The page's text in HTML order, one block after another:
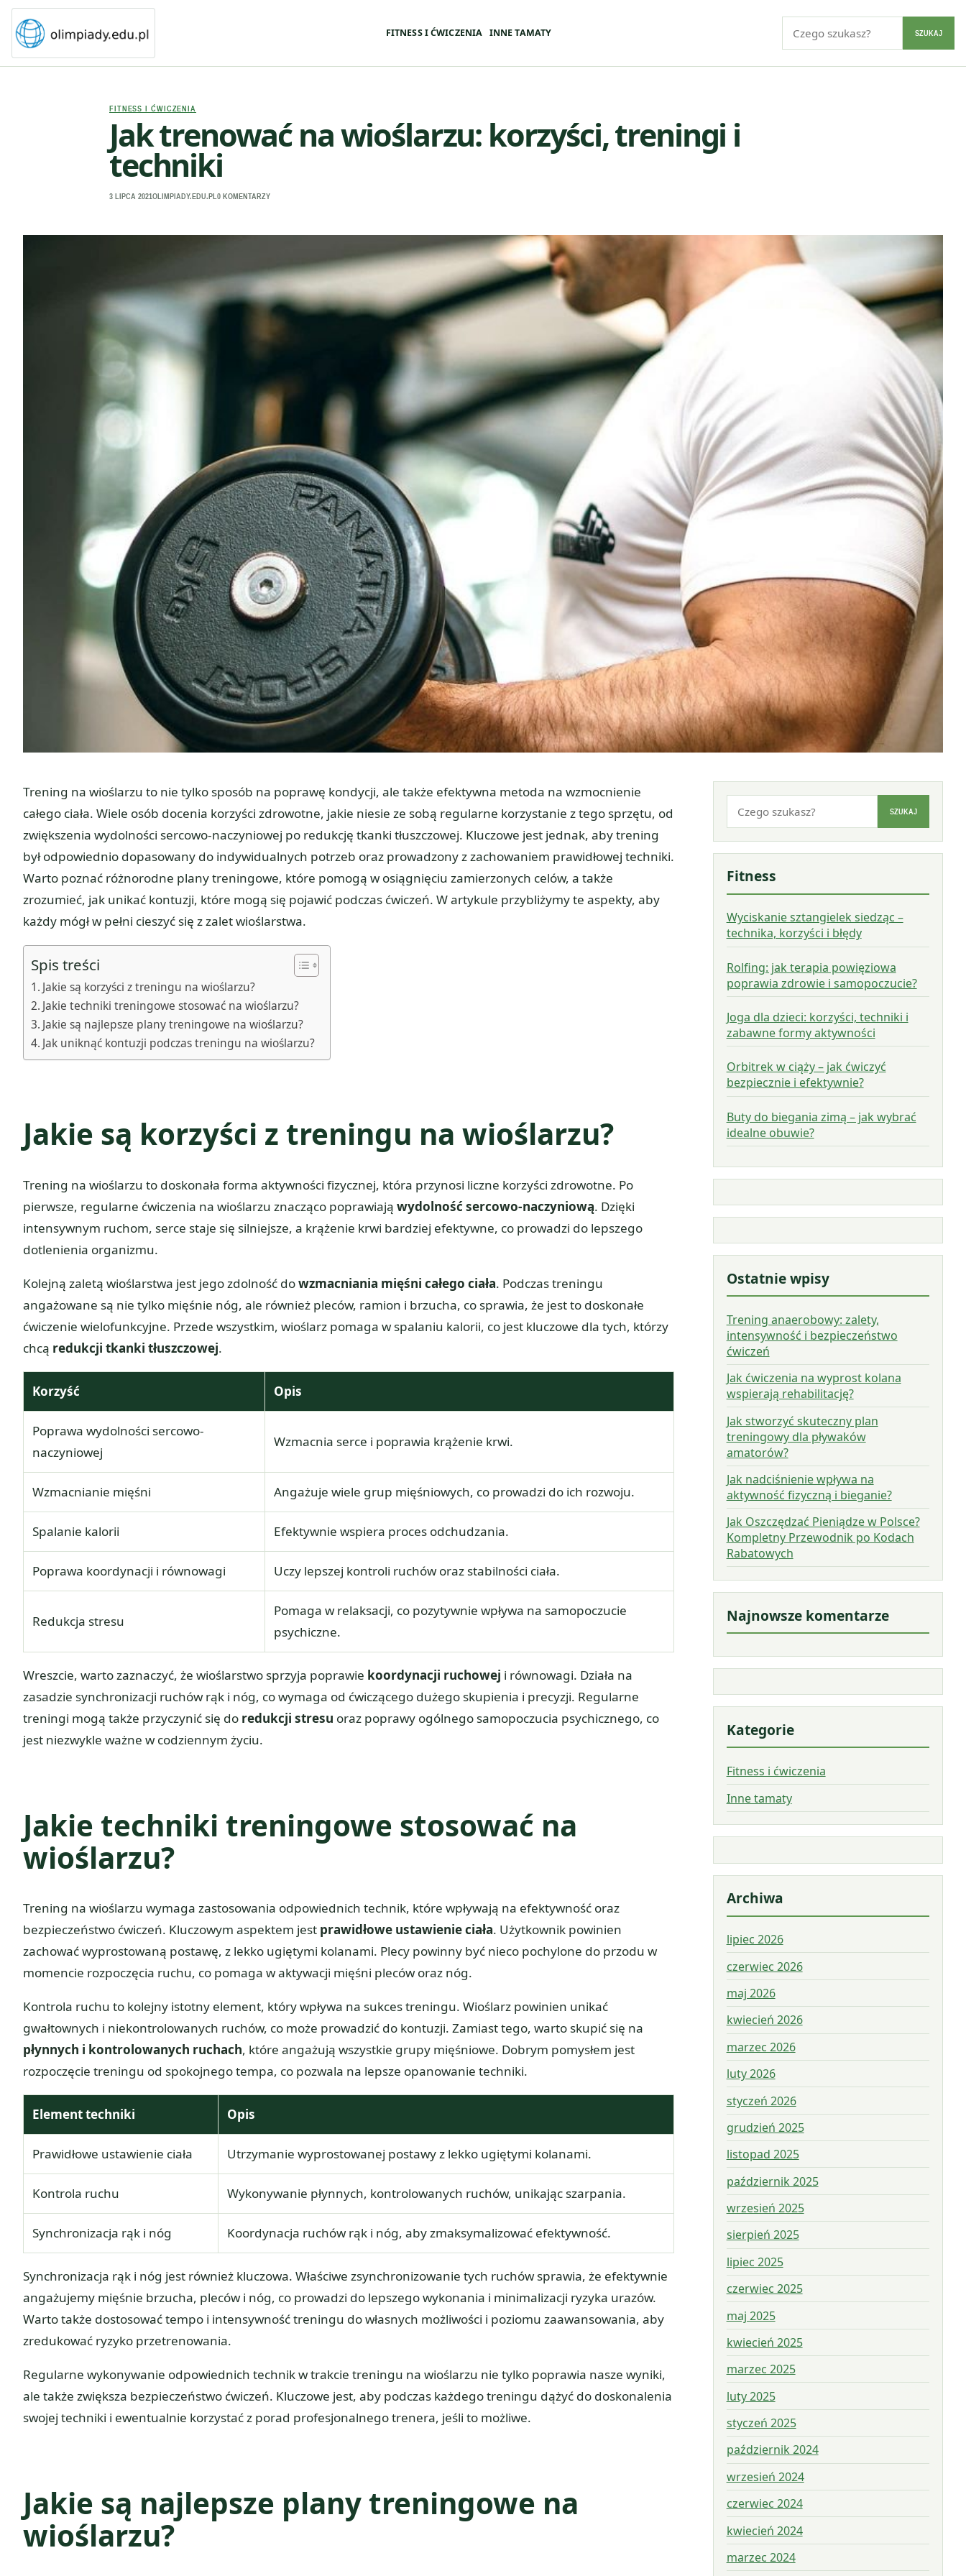
FITNESS I ĆWICZENIA INNE TAMATY SZUKAJ
FITNESS I ĆWICZENIA
Jak trenować na wioślarzu: korzyści, treningi i
techniki
3 LIPCA 2021 OLIMPIADY.EDU.PL 0 KOMENTARZY
Trening na wioślarzu to nie tylko sposób na poprawę kondycji, ale także efektywna metoda na wzmocnienie
całego ciała. Wiele osób docenia korzyści zdrowotne, jakie niesie ze sobą regularne korzystanie z tego sprzętu, od
zwiększenia wydolności sercowo-naczyniowej po redukcję tkanki tłuszczowej. Kluczowe jest jednak, aby trening
był odpowiednio dopasowany do indywidualnych potrzeb oraz prowadzony z zachowaniem prawidłowej techniki.
Warto poznać różnorodne plany treningowe, które pomogą w osiągnięciu zamierzonych celów, a także
zrozumieć, jak unikać kontuzji, które mogą się pojawić podczas ćwiczeń. W artykule przybliżymy te aspekty, aby
każdy mógł w pełni cieszyć się z zalet wioślarstwa.
Spis treści
Jakie są korzyści z treningu na wioślarzu?
Jakie techniki treningowe stosować na wioślarzu?
Jakie są najlepsze plany treningowe na wioślarzu?
Jak uniknąć kontuzji podczas treningu na wioślarzu?
Jakie są korzyści z treningu na wioślarzu?
Trening na wioślarzu to doskonała forma aktywności fizycznej, która przynosi liczne korzyści zdrowotne. Po
pierwsze, regularne ćwiczenia na wioślarzu znacząco poprawiają wydolność sercowo-naczyniową. Dzięki
intensywnym ruchom, serce staje się silniejsze, a krążenie krwi bardziej efektywne, co prowadzi do lepszego
dotlenienia organizmu.
Kolejną zaletą wioślarstwa jest jego zdolność dowzmacniania mięśni całego ciała. Podczas treningu
angażowane są nie tylko mięśnie nóg, ale również pleców, ramion i brzucha, co sprawia, że jest to doskonałe
ćwiczenie wielofunkcyjne. Przede wszystkim, wioślarz pomaga w spalaniu kalorii, co jest kluczowe dla tych, którzy
chcą redukcji tkanki tłuszczowej.
Korzyść Opis
Poprawa wydolności sercowo-
naczyniowej
Wzmacnia serce i poprawia krążenie krwi.
Wzmacnianie mięśni Angażuje wiele grup mięśniowych, co prowadzi do ich rozwoju.
Spalanie kalorii Efektywnie wspiera proces odchudzania.
Poprawa koordynacji i równowagi Uczy lepszej kontroli ruchów oraz stabilności ciała.
Redukcja stresu
Pomaga w relaksacji, co pozytywnie wpływa na samopoczucie
psychiczne.
Wreszcie, warto zaznaczyć, że wioślarstwo sprzyja poprawie koordynacji ruchowej i równowagi. Działa na
zasadzie synchronizacji ruchów rąk i nóg, co wymaga od ćwiczącego dużego skupienia i precyzji. Regularne
treningi mogą także przyczynić się do redukcji stresu oraz poprawy ogólnego samopoczucia psychicznego, co
jest niezwykle ważne w codziennym życiu.
Jakie techniki treningowe stosować na
wioślarzu?
Trening na wioślarzu wymaga zastosowania odpowiednich technik, które wpływają na efektywność oraz
bezpieczeństwo ćwiczeń. Kluczowym aspektem jest prawidłowe ustawienie ciała. Użytkownik powinien
zachować wyprostowaną postawę, z lekko ugiętymi kolanami. Plecy powinny być nieco pochylone do przodu w
momencie rozpoczęcia ruchu, co pomaga w aktywacji mięśni pleców oraz nóg.
Kontrola ruchu to kolejny istotny element, który wpływa na sukces treningu. Wioślarz powinien unikać
gwałtownych i niekontrolowanych ruchów, co może prowadzić do kontuzji. Zamiast tego, warto skupić się na
płynnych i kontrolowanych ruchach, które angażują wszystkie grupy mięśniowe. Dobrym pomysłem jest
rozpoczęcie treningu od spokojnego tempa, co pozwala na lepsze opanowanie techniki.
Element techniki Opis
Prawidłowe ustawienie ciała Utrzymanie wyprostowanej postawy z lekko ugiętymi kolanami.
Kontrola ruchu Wykonywanie płynnych, kontrolowanych ruchów, unikając szarpania.
Synchronizacja rąk i nóg Koordynacja ruchów rąk i nóg, aby zmaksymalizować efektywność.
Synchronizacja rąk i nóg jest również kluczowa. Właściwe zsynchronizowanie tych ruchów sprawia, że efektywnie
angażujemy mięśnie brzucha, pleców i nóg, co prowadzi do lepszego wykonania i minimalizacji ryzyka urazów.
Warto także dostosować tempo i intensywność treningu do własnych możliwości i poziomu zaawansowania, aby
zredukować ryzyko przetrenowania.
Regularne wykonywanie odpowiednich technik w trakcie treningu na wioślarzu nie tylko poprawia nasze wyniki,
ale także zwiększa bezpieczeństwo ćwiczeń. Kluczowe jest, aby podczas każdego treningu dążyć do doskonalenia
swojej techniki i ewentualnie korzystać z porad profesjonalnego trenera, jeśli to możliwe.
Jakie są najlepsze plany treningowe na
wioślarzu?
SZUKAJ
Fitness
Wyciskanie sztangielek siedząc –
technika, korzyści i błędy
Rolfing: jak terapia powięziowa
poprawia zdrowie i samopoczucie?
Joga dla dzieci: korzyści, techniki i
zabawne formy aktywności
Orbitrek w ciąży – jak ćwiczyć
bezpiecznie i efektywnie?
Buty do biegania zimą – jak wybrać
idealne obuwie?
Ostatnie wpisy
Trening anaerobowy: zalety,
intensywność i bezpieczeństwo
ćwiczeń
Jak ćwiczenia na wyprost kolana
wspierają rehabilitację?
Jak stworzyć skuteczny plan
treningowy dla pływaków
amatorów?
Jak nadciśnienie wpływa na
aktywność fizyczną i bieganie?
Jak Oszczędzać Pieniądze w Polsce?
Kompletny Przewodnik po Kodach
Rabatowych
Najnowsze komentarze
Kategorie
Fitness i ćwiczenia
Inne tamaty
Archiwa
lipiec 2026
czerwiec 2026
maj 2026
kwiecień 2026
marzec 2026
luty 2026
styczeń 2026
grudzień 2025
listopad 2025
październik 2025
wrzesień 2025
sierpień 2025
lipiec 2025
czerwiec 2025
maj 2025
kwiecień 2025
marzec 2025
luty 2025
styczeń 2025
październik 2024
wrzesień 2024
czerwiec 2024
kwiecień 2024
marzec 2024